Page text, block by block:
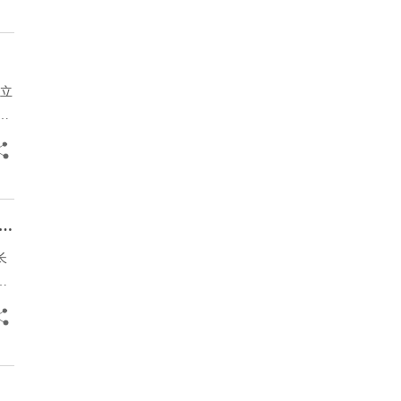
高考生必看：香港城市大学建筑与土木工程专业（高就业率｜科研培养完善｜全球升学通道）